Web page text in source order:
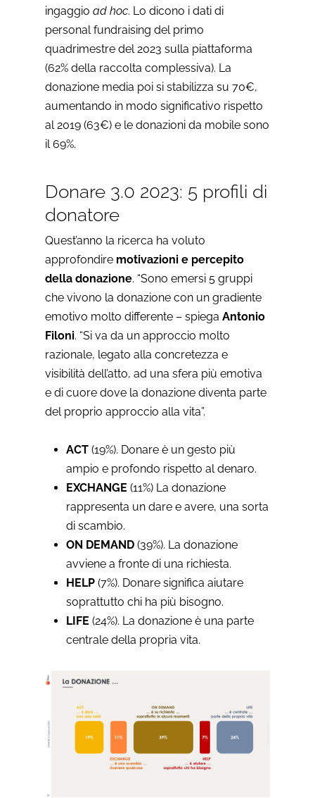
ingaggio ad hoc. Lo dicono i dati di
personal fundraising del primo
quadrimestre del 2023 sulla piattaforma
(62% della raccolta complessiva). La
donazione media poi si stabilizza su 70€,
aumentando in modo significativo rispetto
al 2019 (63€) e le donazioni da mobile sono
il 69%.
Donare 3.0 2023: 5 profili di
donatore
Quest’anno la ricerca ha voluto
approfondire motivazioni e percepito
della donazione. “Sono emersi 5 gruppi
che vivono la donazione con un gradiente
emotivo molto differente – spiega Antonio
Filoni. “Si va da un approccio molto
razionale, legato alla concretezza e
visibilità dell’atto, ad una sfera più emotiva
e di cuore dove la donazione diventa parte
del proprio approccio alla vita”.
ACT (19%). Donare è un gesto più
ampio e profondo rispetto al denaro.
EXCHANGE (11%) La donazione
rappresenta un dare e avere, una sorta
di scambio.
ON DEMAND (39%). La donazione
avviene a fronte di una richiesta.
HELP (7%). Donare significa aiutare
soprattutto chi ha più bisogno.
LIFE (24%). La donazione è una parte
centrale della propria vita.